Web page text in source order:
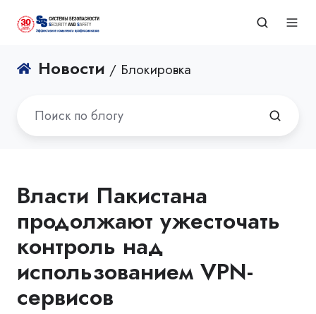
Новости / Блокировка
Власти Пакистана
продолжают ужесточать
контроль над
использованием VPN-
сервисов